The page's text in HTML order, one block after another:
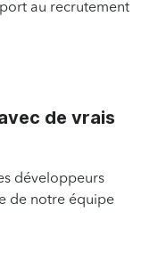
au recrutement
de vrais
développeurs
de notre équipe